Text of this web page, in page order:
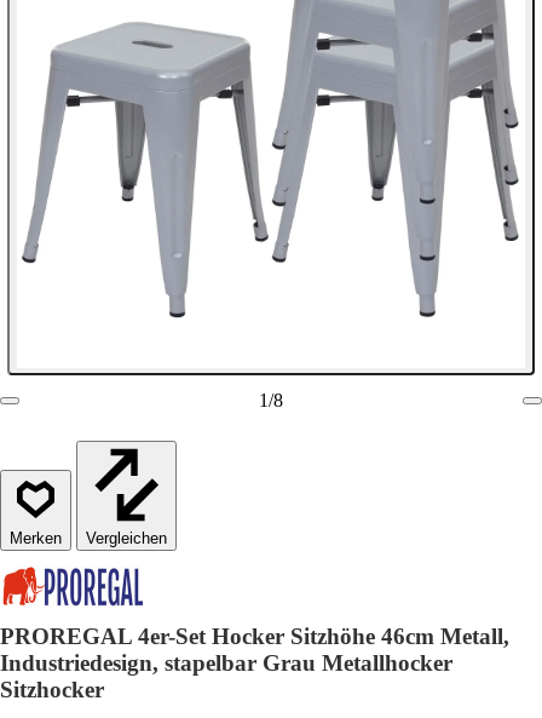
1/8
Vergleichen
PROREGAL 4er-Set Hocker Sitzhöhe 46cm Metall,
Industriedesign, stapelbar Grau Metallhocker
Sitzhocker